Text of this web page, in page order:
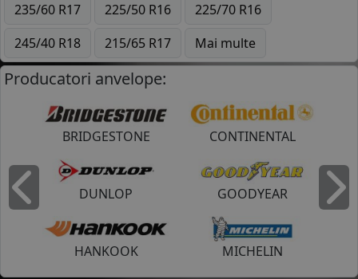
235/60 R17
225/50 R16
225/70 R16
245/40 R18
215/65 R17 Mai multe
Producatori anvelope:
BRIDGESTONE CONTINENTAL
DUNLOP GOODYEAR
HANKOOK MICHELIN
Inapoi